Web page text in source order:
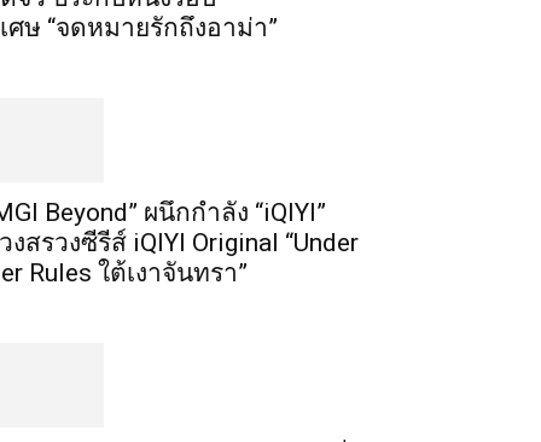
ศษ “จดหมายรักถึงอาม่า”
Beyond” ผนึกกำลัง “iQIYI”
งสรวงซีรีส์ iQIYI Original “Under
Rules ใต้เงาจันทรา”